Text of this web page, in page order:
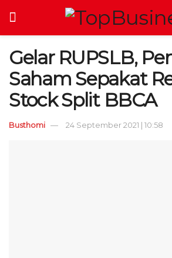
Gelar RUPSLB,
Saham Sepakat
Stock Split BBCA
Busthomi 24 September 2021 | 10:58